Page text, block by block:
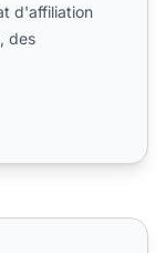
d'affiliation
des
en marketing